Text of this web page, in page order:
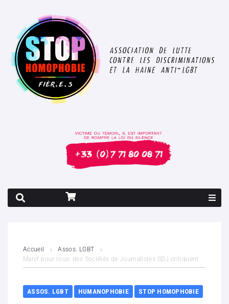
Contenus litigieux
Nous soutenir
Accueil
Assos. LGBT
Manif pour tous: des Sociétés de Journalistes SDJ critiquent
ASSOS. LGBT HUMANOPHOBIE STOP HOMOPHOBIE